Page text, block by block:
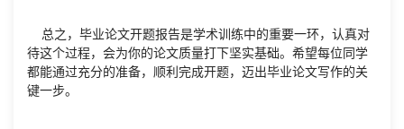
总之，毕业论文开题报告是学术训练中的重要一环，认真对
待这个过程，会为你的论文质量打下坚实基础。希望每位同学
都能通过充分的准备，顺利完成开题，迈出毕业论文写作的关
键一步。